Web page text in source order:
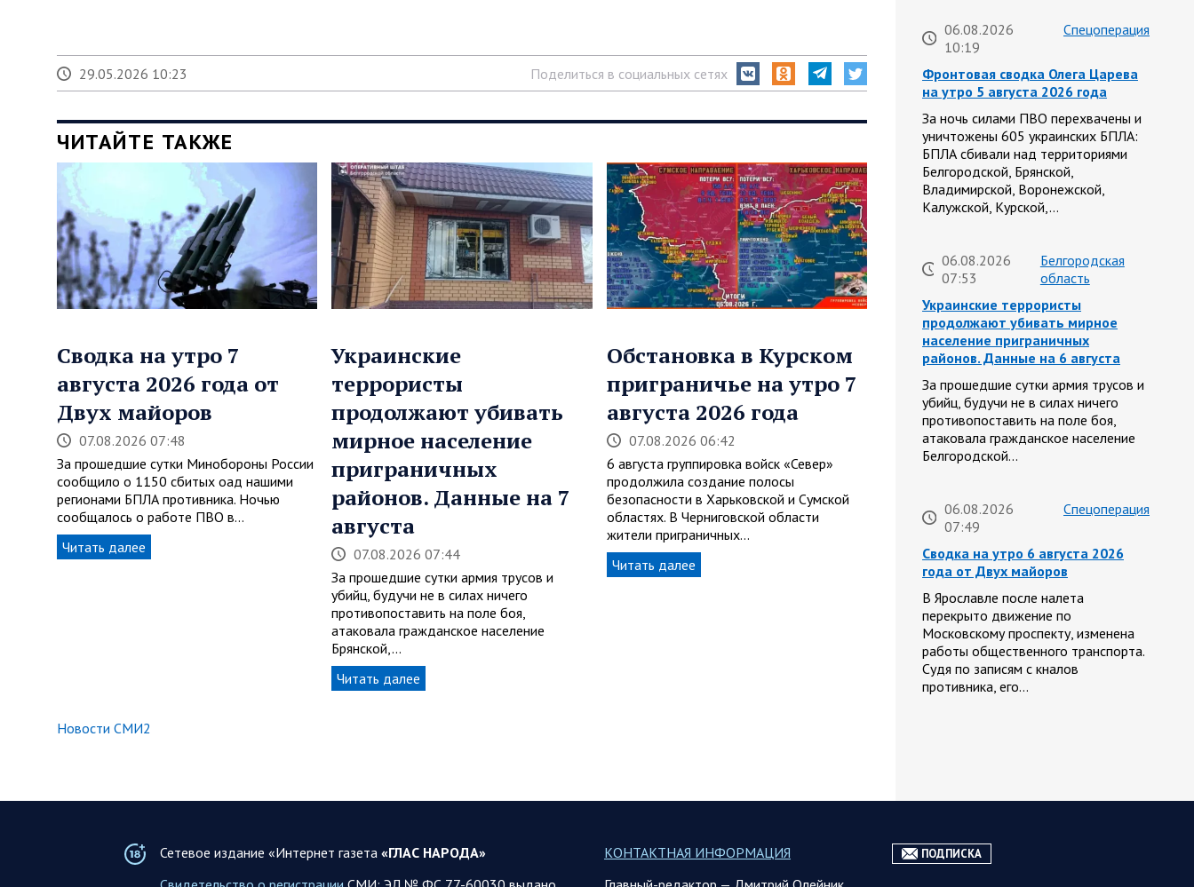
29.05.2026 10:23 Поделиться в социальных сетях
ЧИТАЙТЕ ТАКЖЕ
Сводка на утро 7
августа 2026 года от
Двух майоров
07.08.2026 07:48
За прошедшие сутки Минобороны России
сообщило о 1150 сбитых оад нашими
регионами БПЛА противника. Ночью
сообщалось о работе ПВО в…
Читать далее
Украинские
террористы
продолжают убивать
мирное население
приграничных
районов. Данные на 7
августа
07.08.2026 07:44
За прошедшие сутки армия трусов и
убийц, будучи не в силах ничего
противопоставить на поле боя,
атаковала гражданское население
Брянской,…
Читать далее
Обстановка в Курском
приграничье на утро 7
августа 2026 года
07.08.2026 06:42
6 августа группировка войск «Север»
продолжила создание полосы
безопасности в Харьковской и Сумской
областях. В Черниговской области
жители приграничных…
Читать далее
Новости СМИ2
06.08.2026
10:19
Спецоперация
Фронтовая сводка Олега Царева
на утро 5 августа 2026 года
За ночь силами ПВО перехвачены и
уничтожены 605 украинских БПЛА:
БПЛА сбивали над территориями
Белгородской, Брянской,
Владимирской, Воронежской,
Калужской, Курской,…
06.08.2026
07:53
Белгородская
область
Украинские террористы
продолжают убивать мирное
население приграничных
районов. Данные на 6 августа
За прошедшие сутки армия трусов и
убийц, будучи не в силах ничего
противопоставить на поле боя,
атаковала гражданское население
Белгородской…
06.08.2026
07:49
Спецоперация
Сводка на утро 6 августа 2026
года от Двух майоров
В Ярославле после налета
перекрыто движение по
Московскому проспекту, изменена
работы общественного транспорта.
Судя по записям с кналов
противника, его…
приграничье на утро 6 августа
5 августа группировка войск «Север»
продолжила создание полосы
Сетевое издание «Интернет газета «ГЛАС НАРОДА»
КОНТАКТНАЯ ИНФОРМАЦИЯ
ПОДПИСКА